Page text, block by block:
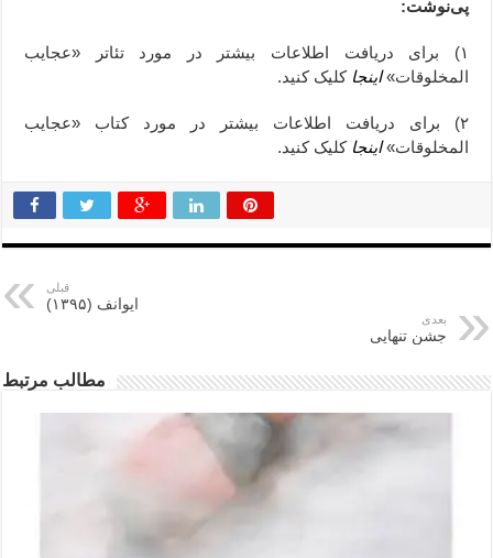
پی‌نوشت:
۱) برای دریافت اطلاعات بیشتر در مورد تئاتر «عجایب
المخلوقات»اینجاکلیک کنید.
۲) برای دریافت اطلاعات بیشتر در مورد کتاب «عجایب
المخلوقات»اینجا کلیک کنید.
قبلی
ایوانف (۱۳۹۵)
بعدی
جشن تنهایی
مطالب مرتبط